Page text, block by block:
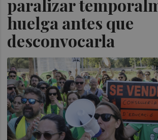
paralizar
huelga antes que
desconvocarla